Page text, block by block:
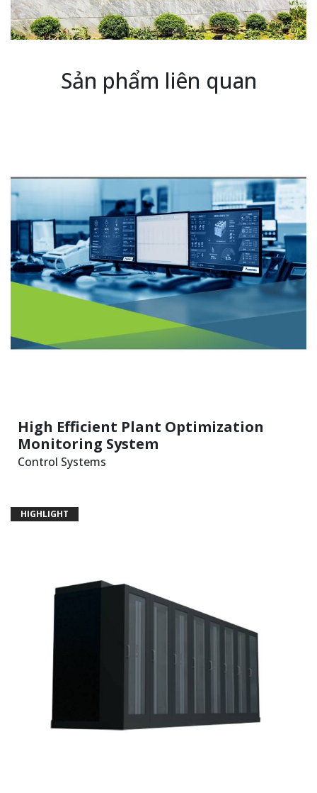
Sản phẩm liên quan
High Efficient Plant Optimization
Monitoring System
Control Systems
HIGHLIGHT